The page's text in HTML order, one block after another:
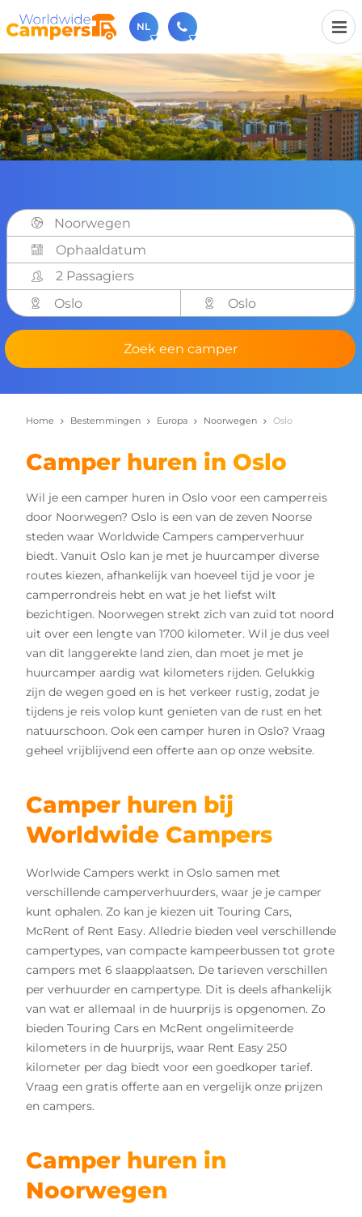
NL
030-6974964
Bel ons gerust (beschikbaar ma t/m vr van 9u tot 17u).
sales@worldwidecampers.com
Je kunt ons natuurlijk ook altijd een mailtje sturen.
Noorwegen
2 Passagiers
Oslo
Oslo
Zoek een camper
Home Bestemmingen Europa Noorwegen Oslo
Camper huren in Oslo
Wil je een camper huren in Oslo voor een camperreis
door Noorwegen? Oslo is een van de zeven Noorse
steden waar Worldwide Campers camperverhuur
biedt. Vanuit Oslo kan je met je huurcamper diverse
routes kiezen, afhankelijk van hoeveel tijd je voor je
camperrondreis hebt en wat je het liefst wilt
bezichtigen. Noorwegen strekt zich van zuid tot noord
uit over een lengte van 1700 kilometer. Wil je dus veel
van dit langgerekte land zien, dan moet je met je
huurcamper aardig wat kilometers rijden. Gelukkig
zijn de wegen goed en is het verkeer rustig, zodat je
tijdens je reis volop kunt genieten van de rust en het
natuurschoon. Ook een camper huren in Oslo? Vraag
geheel vrijblijvend een offerte aan op onze website.
Camper huren bij
Worldwide Campers
Worlwide Campers werkt in Oslo samen met
verschillende camperverhuurders, waar je je camper
kunt ophalen. Zo kan je kiezen uit Touring Cars,
McRent of Rent Easy. Alledrie bieden veel verschillende
campertypes, van compacte kampeerbussen tot grote
campers met 6 slaapplaatsen. De tarieven verschillen
per verhuurder en campertype. Dit is deels afhankelijk
van wat er allemaal in de huurprijs is opgenomen. Zo
bieden Touring Cars en McRent ongelimiteerde
kilometers in de huurprijs, waar Rent Easy 250
kilometer per dag biedt voor een goedkoper tarief.
Vraag een gratis offerte aan en vergelijk onze prijzen
en campers.
Camper huren in
Noorwegen